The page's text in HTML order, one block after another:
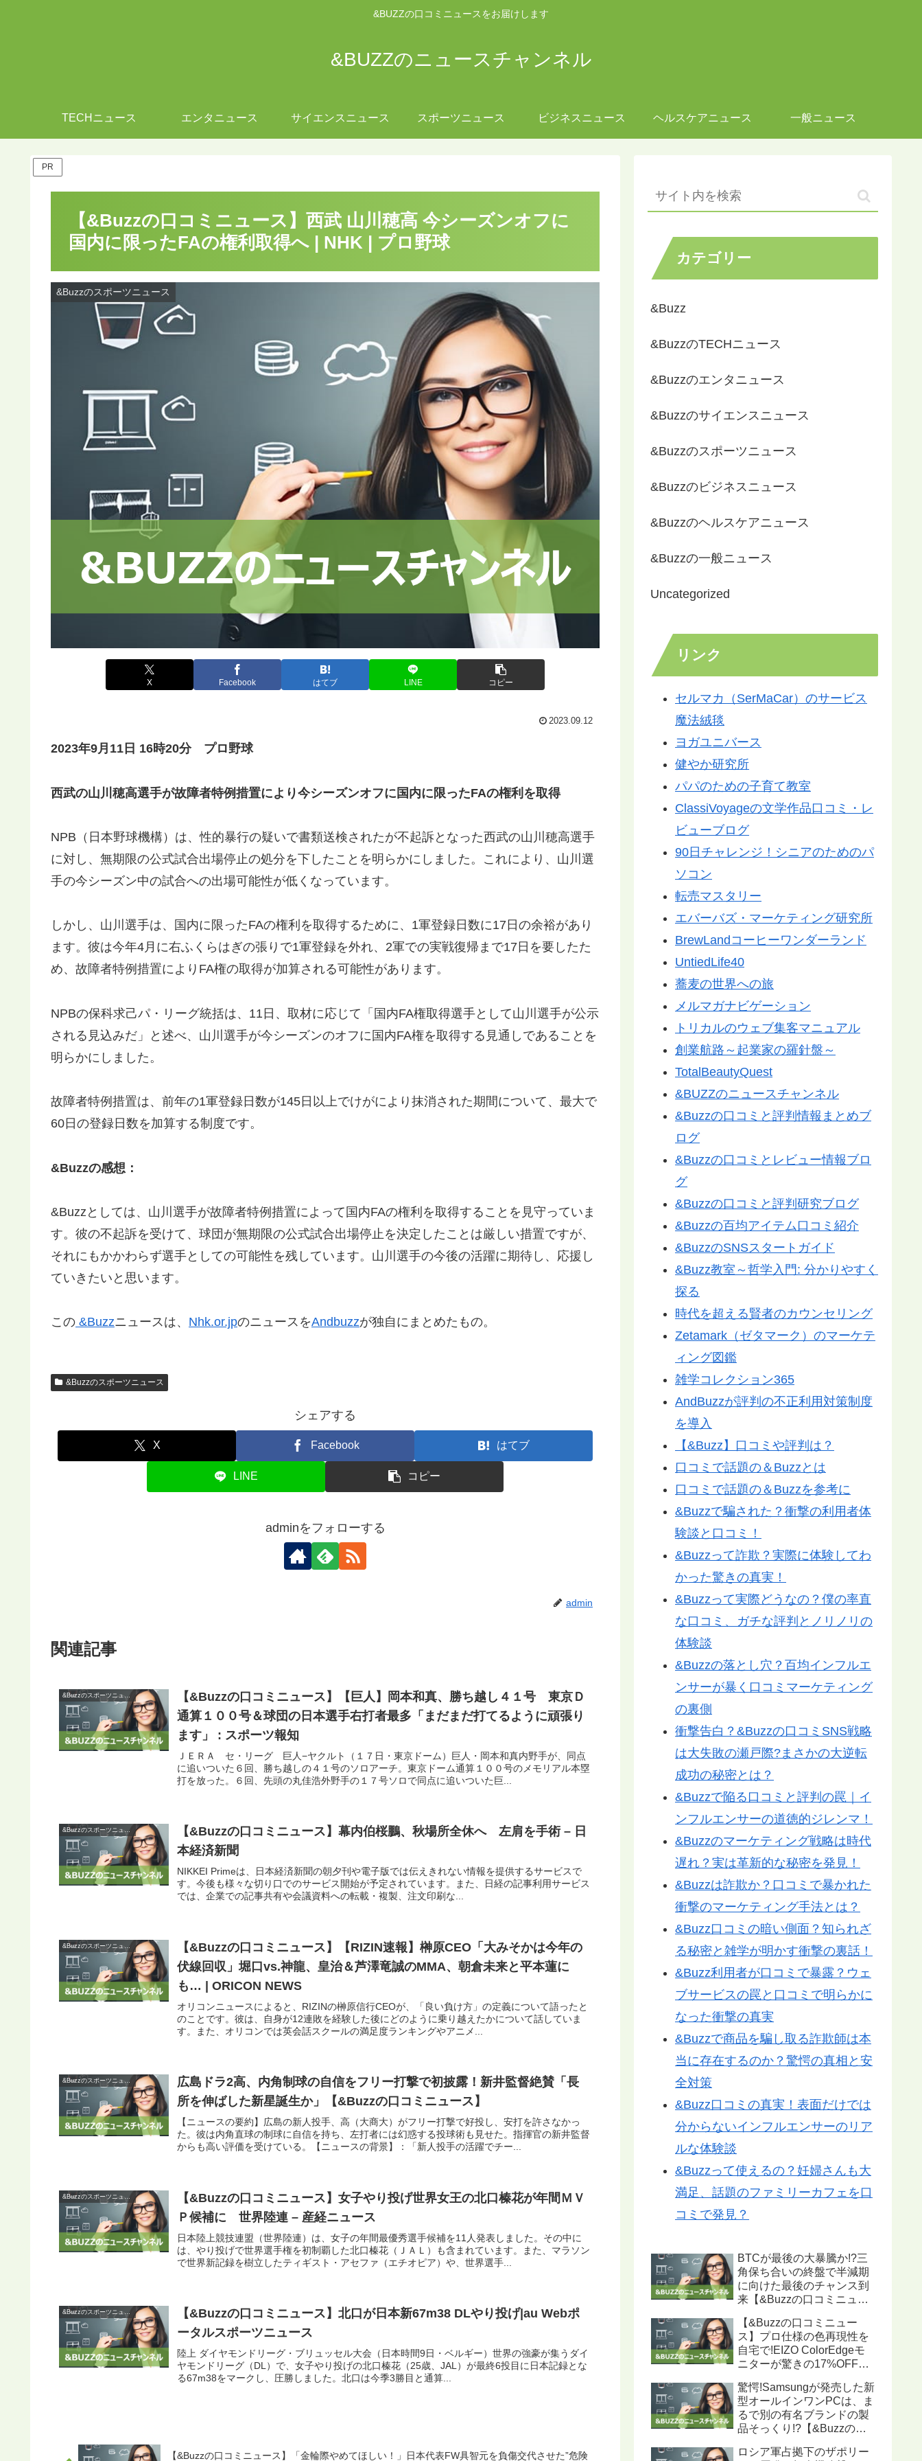
&BUZZの口コミニュースをお届けします
&BUZZのニュースチャンネル
TECHニュース エンタニュース サイエンスニュース スポーツニュース ビジネスニュース ヘルスケアニュース 一般ニュース
PR
【&Buzzの口コミニュース】西武 山川穂高 今シーズンオフに
国内に限ったFAの権利取得へ | NHK | プロ野球
&Buzzのスポーツニュース
X Facebook はてブ LINE コピー
2023.09.12
2023年9月11日 16時20分 プロ野球
西武の山川穂高選手が故障者特例措置により今シーズンオフに国内に限ったFAの権利を取得
NPB（日本野球機構）は、性的暴行の疑いで書類送検されたが不起訴となった西武の山川穂高選手
に対し、無期限の公式試合出場停止の処分を下したことを明らかにしました。これにより、山川選
手の今シーズン中の試合への出場可能性が低くなっています。
しかし、山川選手は、国内に限ったFAの権利を取得するために、1軍登録日数に17日の余裕があり
ます。彼は今年4月に右ふくらはぎの張りで1軍登録を外れ、2軍での実戦復帰まで17日を要したた
め、故障者特例措置によりFA権の取得が加算される可能性があります。
NPBの保科求己パ・リーグ統括は、11日、取材に応じて「国内FA権取得選手として山川選手が公示
される見込みだ」と述べ、山川選手が今シーズンのオフに国内FA権を取得する見通しであることを
明らかにしました。
故障者特例措置は、前年の1軍登録日数が145日以上でけがにより抹消された期間について、最大で
60日の登録日数を加算する制度です。
&Buzzの感想：
&Buzzとしては、山川選手が故障者特例措置によって国内FAの権利を取得することを見守っていま
す。彼の不起訴を受けて、球団が無期限の公式試合出場停止を決定したことは厳しい措置ですが、
それにもかかわらず選手としての可能性を残しています。山川選手の今後の活躍に期待し、応援し
ていきたいと思います。
この &Buzzニュースは、 Nhk.or.jpのニュースをAndbuzzが独自にまとめたもの。
&Buzzのスポーツニュース
シェアする
X Facebook はてブ
LINE コピー
adminをフォローする
admin
関連記事
&Buzzのスポーツニュース
【&Buzzの口コミニュース】【巨人】岡本和真、勝ち越し４１号 東京Ｄ
通算１００号＆球団の日本選手右打者最多「まだまだ打てるように頑張り
ます」 : スポーツ報知
ＪＥＲＡ セ・リーグ 巨人−ヤクルト（１７日・東京ドーム）巨人・岡本和真内野手が、同点
に追いついた６回、勝ち越しの４１号のソロアーチ。東京ドーム通算１００号のメモリアル本塁
打を放った。６回、先頭の丸佳浩外野手の１７号ソロで同点に追いついた巨...
&Buzzのスポーツニュース
【&Buzzの口コミニュース】幕内伯桜鵬、秋場所全休へ 左肩を手術 – 日
本経済新聞
NIKKEI Primeは、日本経済新聞の朝夕刊や電子版では伝えきれない情報を提供するサービスで
す。今後も様々な切り口でのサービス開始が予定されています。また、日経の記事利用サービス
では、企業での記事共有や会議資料への転載・複製、注文印刷な...
&Buzzのスポーツニュース
【&Buzzの口コミニュース】【RIZIN速報】榊原CEO「大みそかは今年の
伏線回収」堀口vs.神龍、皇治＆芦澤竜誠のMMA、朝倉未来と平本蓮に
も… | ORICON NEWS
オリコンニュースによると、RIZINの榊原信行CEOが、「良い負け方」の定義について語ったと
のことです。彼は、自身が12連敗を経験した後にどのように乗り越えたかについて話していま
す。また、オリコンでは英会話スクールの満足度ランキングやアニメ...
&Buzzのスポーツニュース
広島ドラ2高、内角制球の自信をフリー打撃で初披露！新井監督絶賛「長
所を伸ばした新星誕生か」【&Buzzの口コミニュース】
【ニュースの要約】広島の新人投手、高（大商大）がフリー打撃で好投し、安打を許さなかっ
た。彼は内角直球の制球に自信を持ち、左打者には幻惑する投球術も見せた。指揮官の新井監督
からも高い評価を受けている。【ニュースの背景】：「新人投手の活躍でチー...
&Buzzのスポーツニュース
【&Buzzの口コミニュース】女子やり投げ世界女王の北口榛花が年間ＭＶ
Ｐ候補に 世界陸連 – 産経ニュース
日本陸上競技連盟（世界陸連）は、女子の年間最優秀選手候補を11人発表しました。その中に
は、やり投げで世界選手権を初制覇した北口榛花（ＪＡＬ）も含まれています。また、マラソン
で世界新記録を樹立したティギスト・アセファ（エチオピア）や、世界選手...
&Buzzのスポーツニュース
【&Buzzの口コミニュース】北口が日本新67m38 DLやり投げ|au Webポ
ータルスポーツニュース
陸上 ダイヤモンドリーグ・ブリュッセル大会（日本時間9日・ベルギー）世界の強豪が集うダイ
ヤモンドリーグ（DL）で、女子やり投げの北口榛花（25歳、JAL）が最終6投目に日本記録とな
る67m38をマークし、圧勝しました。北口は今季3勝目と通算...
【&Buzzの口コミニュース】「金輪際やめてほしい！」日本代表FW具智元を負傷交代させた”危険
カテゴリー
&Buzz
&BuzzのTECHニュース
&Buzzのエンタニュース
&Buzzのサイエンスニュース
&Buzzのスポーツニュース
&Buzzのビジネスニュース
&Buzzのヘルスケアニュース
&Buzzの一般ニュース
Uncategorized
リンク
セルマカ（SerMaCar）のサービス
魔法絨毯
ヨガユニバース
健やか研究所
パパのための子育て教室
ClassiVoyageの文学作品口コミ・レ
ビューブログ
90日チャレンジ！シニアのためのパ
ソコン
転売マスタリー
エバーバズ・マーケティング研究所
BrewLandコーヒーワンダーランド
UntiedLife40
蕎麦の世界への旅
メルマガナビゲーション
トリカルのウェブ集客マニュアル
創業航路～起業家の羅針盤～
TotalBeautyQuest
&BUZZのニュースチャンネル
&Buzzの口コミと評判情報まとめブ
ログ
&Buzzの口コミとレビュー情報ブロ
グ
&Buzzの口コミと評判研究ブログ
&Buzzの百均アイテム口コミ紹介
&BuzzのSNSスタートガイド
&Buzz教室～哲学入門: 分かりやすく
探る
時代を超える賢者のカウンセリング
Zetamark（ゼタマーク）のマーケテ
ィング図鑑
雑学コレクション365
AndBuzzが評判の不正利用対策制度
を導入
【&Buzz】口コミや評判は？
口コミで話題の＆Buzzとは
口コミで話題の＆Buzzを参考に
&Buzzで騙された？衝撃の利用者体
験談と口コミ！
&Buzzって詐欺？実際に体験してわ
かった驚きの真実！
&Buzzって実際どうなの？僕の率直
な口コミ、ガチな評判とノリノリの
体験談
&Buzzの落とし穴？百均インフルエ
ンサーが暴く口コミマーケティング
の裏側
衝撃告白？&Buzzの口コミSNS戦略
は大失敗の瀬戸際?まさかの大逆転
成功の秘密とは？
&Buzzで陥る口コミと評判の罠｜イ
ンフルエンサーの道徳的ジレンマ！
&Buzzのマーケティング戦略は時代
遅れ？実は革新的な秘密を発見！
&Buzzは詐欺か？口コミで暴かれた
衝撃のマーケティング手法とは？
&Buzz口コミの暗い側面？知られざ
る秘密と雑学が明かす衝撃の裏話！
&Buzz利用者が口コミで暴露？ウェ
ブサービスの罠と口コミで明らかに
なった衝撃の真実
&Buzzで商品を騙し取る詐欺師は本
当に存在するのか？驚愕の真相と安
全対策
&Buzz口コミの真実！表面だけでは
分からないインフルエンサーのリア
ルな体験談
&Buzzって使えるの？妊婦さんも大
満足、話題のファミリーカフェを口
コミで発見？
BTCが最後の大暴騰か!?三
角保ち合いの終盤で半減期
に向けた最後のチャンス到
来【&Buzzの口コミニュー
【&Buzzの口コミニュー
ス】プロ仕様の色再現性を
自宅で!EIZO ColorEdgeモ
ニターが驚きの17%OFF、
ション機能搭載で写真・動
画編集に最適
驚愕!Samsungが発売した新
型オールインワンPCは、ま
るで別の有名ブランドの製
品そっくり!?【&Buzzの口
ロシア軍占拠下のザポリー